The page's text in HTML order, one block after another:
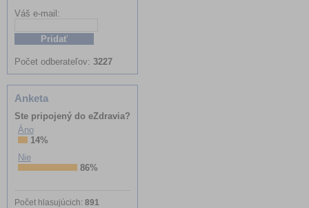
Váš e-mail:
Počet odberateľov: 3227
Anketa
Ste pripojený do eZdravia?
Áno
14%
Nie
86%
Počet hlasujúcich: 891